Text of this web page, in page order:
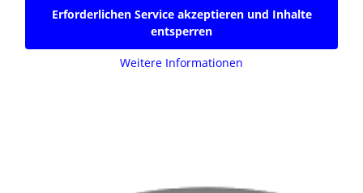
Erforderlichen Service akzeptieren und Inhalte
entsperren
Weitere Informationen